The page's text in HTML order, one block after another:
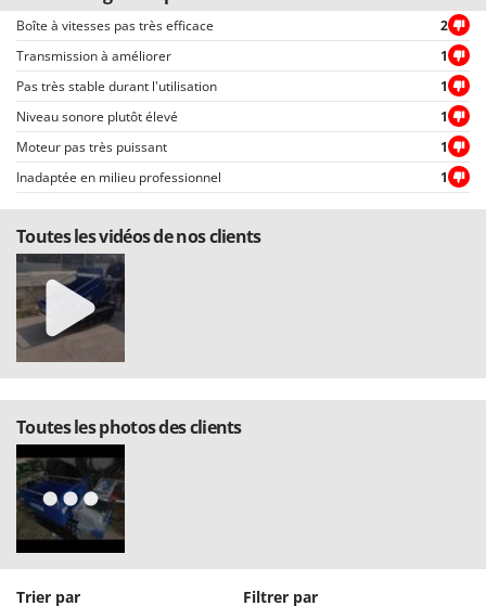
Boîte à vitesses pas très efficace
2
Transmission à améliorer
1
Pas très stable durant l'utilisation
1
Niveau sonore plutôt élevé
1
Moteur pas très puissant
1
Inadaptée en milieu professionnel
1
Toutes les vidéos de nos clients
Toutes les photos des clients
Trier par Filtrer par